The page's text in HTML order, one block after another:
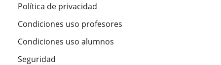
Política de privacidad
Condiciones uso profesores
Condiciones uso alumnos
Seguridad